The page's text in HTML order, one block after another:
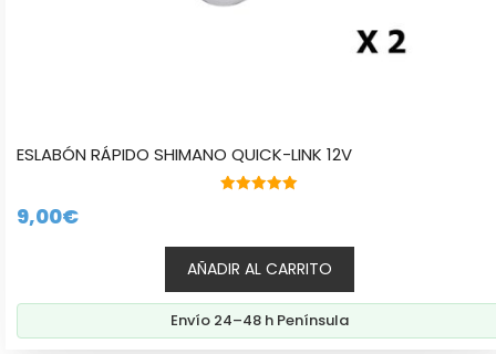
ESLABÓN RÁPIDO SHIMANO QUICK-LINK 12V
9,00€
AÑADIR AL CARRITO
Envío 24–48 h Península